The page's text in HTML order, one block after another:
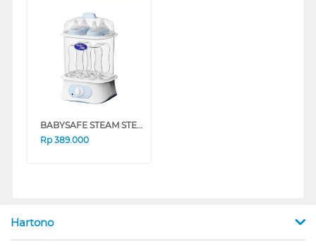
BABYSAFE STEAM STERILIZER LB319
Rp 389.000
Hartono